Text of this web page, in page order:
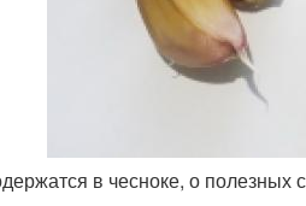
в чесноке, о полезных